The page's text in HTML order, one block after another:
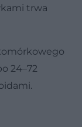
trwa
24–72